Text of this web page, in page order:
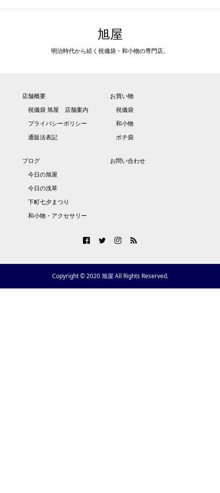
旭屋
明治時代から続く祝儀袋・和小物の専門店。
店舗概要
祝儀袋 旭屋 店舗案内
プライバシーポリシー
通販法表記
お買い物
祝儀袋
和小物
ポチ袋
ブログ
今日の旭屋
今日の浅草
下町七夕まつり
和小物・アクセサリー
お問い合わせ
Copyright © 2020 旭屋 All Rights Reserved.